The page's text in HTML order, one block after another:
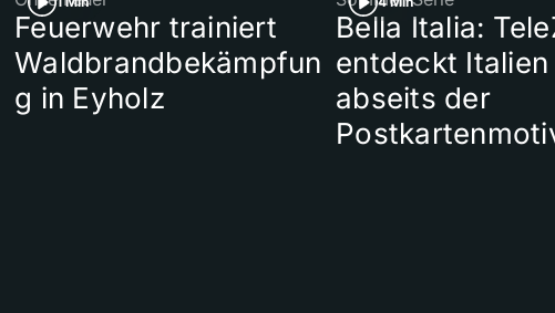
Feuerwehr trainiert
Waldbrandbekämpfun
g in Eyholz
Bella Italia:
entdeckt Italien
abseits der